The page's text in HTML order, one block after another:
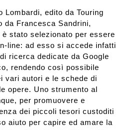
Lombardi, edito da Touring
da Francesca Sandrini,
stato selezionato per essere
line: ad esso si accede infatti
ricerca dedicate da Google
rendendo così possibile
vari autori e le schede di
opere. Uno strumento al
per promuovere e
dei piccoli tesori custoditi
aiuto per capire ed amare la